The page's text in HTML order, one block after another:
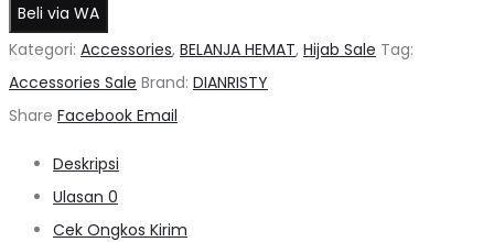
Beli via WA
Kategori: Accessories, BELANJA HEMAT, Hijab Sale Tag:
Accessories Sale Brand: DIANRISTY
Share Facebook Email
Deskripsi
Ulasan 0
Cek Ongkos Kirim